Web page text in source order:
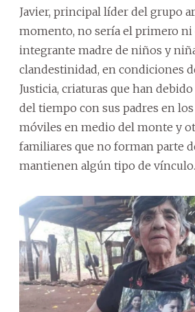
Javier, principal líder del grupo
momento, no sería el primero
integrante madre de niños y
clandestinidad, en condiciones
Justicia, criaturas que han
del tiempo con sus padres en
móviles en medio del monte y
familiares que no forman parte
mantienen algún tipo de vínculo.